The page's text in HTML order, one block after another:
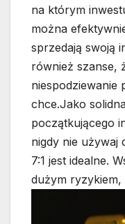
na którym
można
sprzedają swoją
również szanse,
niespodziewanie
chce.Jako
początkującego
nigdy nie używaj
7:1 jest idealne.
dużym ryzykiem,